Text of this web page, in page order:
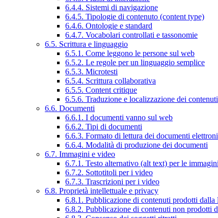
6.4.4. Sistemi di navigazione
6.4.5. Tipologie di contenuto (content type)
6.4.6. Ontologie e standard
6.4.7. Vocabolari controllati e tassonomie
6.5. Scrittura e linguaggio
6.5.1. Come leggono le persone sul web
6.5.2. Le regole per un linguaggio semplice
6.5.3. Microtesti
6.5.4. Scrittura collaborativa
6.5.5. Content critique
6.5.6. Traduzione e localizzazione dei contenuti
6.6. Documenti
6.6.1. I documenti vanno sul web
6.6.2. Tipi di documenti
6.6.3. Formato di lettura dei documenti
6.6.4. Modalità di produzione dei documenti
6.7. Immagini e video
6.7.1. Testo alternativo (alt text) per le immagini
6.7.2. Sottotitoli per i video
6.7.3. Trascrizioni per i video
6.8. Proprietà intellettuale e privacy
6.8.1. Pubblicazione di contenuti prodotti
6.8.2. Pubblicazione di contenuti non prodotti